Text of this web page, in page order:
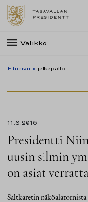
Valikko
Etusivu » jalkapallo
11.8.2016
Presidentti
uusin silmin
on asiat
Saltkaretin